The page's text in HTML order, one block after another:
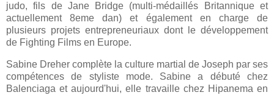
judo, fils de Jane Bridge (multi-médaillés Britannique et
actuellement 8eme dan) et également en charge de
plusieurs projets entrepreneuriaux dont le développement
de Fighting Films en Europe.
Sabine Dreher complète la culture martial de Joseph par ses
compétences de styliste mode. Sabine a débuté chez
Balenciaga et aujourd'hui, elle travaille chez Hipanema en